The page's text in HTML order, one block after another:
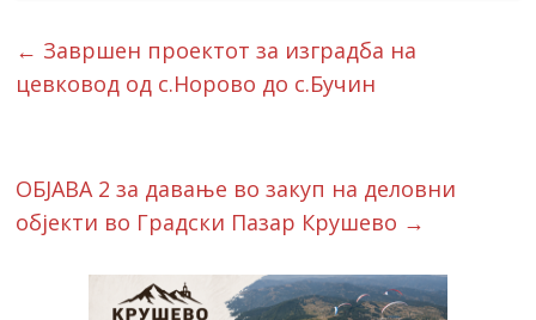
← Завршен проектот за изградба на
цевковод од с.Норово до с.Бучин
ОБЈАВА 2 за давање во закуп на деловни
објекти во Градски Пазар Крушево →